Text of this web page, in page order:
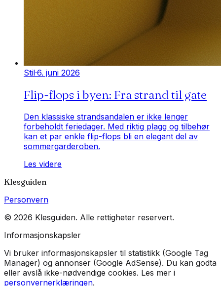
Stil·6. juni 2026
Flip-flops i byen: Fra strand til gate
Den klassiske strandsandalen er ikke lenger
forbeholdt feriedager. Med riktig plagg og tilbehør
kan et par enkle flip-flops bli en elegant del av
sommergarderoben.
Les videre
Klesguiden
Personvern
© 2026 Klesguiden. Alle rettigheter reservert.
Informasjonskapsler
Vi bruker informasjonskapsler til statistikk (Google Tag
Manager) og annonser (Google AdSense). Du kan godta
eller avslå ikke-nødvendige cookies. Les mer i
personvernerklæringen.